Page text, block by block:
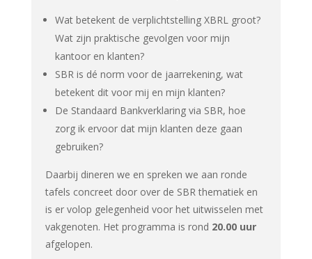
Wat betekent de verplichtstelling XBRL groot?
Wat zijn praktische gevolgen voor mijn
kantoor en klanten?
SBR is dé norm voor de jaarrekening, wat
betekent dit voor mij en mijn klanten?
De Standaard Bankverklaring via SBR, hoe
zorg ik ervoor dat mijn klanten deze gaan
gebruiken?
Daarbij dineren we en spreken we aan ronde
tafels concreet door over de SBR thematiek en
is er volop gelegenheid voor het uitwisselen met
vakgenoten. Het programma is rond 20.00 uur
afgelopen.